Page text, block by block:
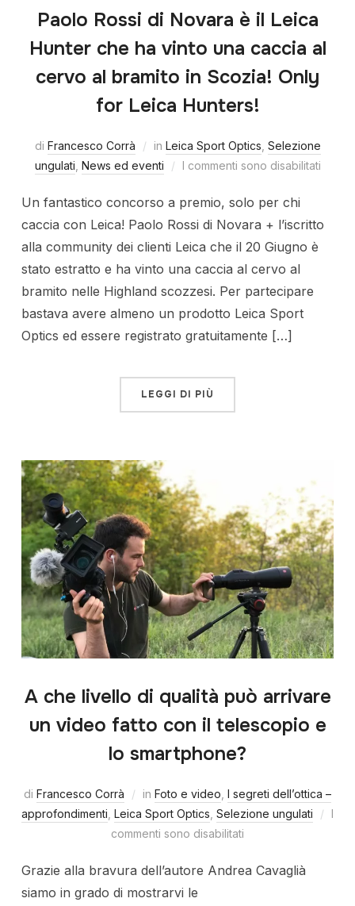
Paolo Rossi di Novara è il Leica
Hunter che ha vinto una caccia al
cervo al bramito in Scozia! Only
for Leica Hunters!
di Francesco Corrà in Leica Sport Optics Selezione
ungulati News ed eventi I commenti sono disabilitati
Un fantastico concorso a premio, solo per chi
caccia con Leica! Paolo Rossi di Novara + l’iscritto
alla community dei clienti Leica che il 20 Giugno è
stato estratto e ha vinto una caccia al cervo al
bramito nelle Highland scozzesi. Per partecipare
bastava avere almeno un prodotto Leica Sport
Optics ed essere registrato gratuitamente […]
LEGGI DI PIÙ
A che livello di qualità può arrivare
un video fatto con il telescopio e
lo smartphone?
di Francesco Corrà in Foto e video I segreti dell’ottica –
approfondimenti Leica Sport Optics Selezione ungulati
I
commenti sono disabilitati
Grazie alla bravura dell’autore Andrea Cavaglià
siamo in grado di mostrarvi le